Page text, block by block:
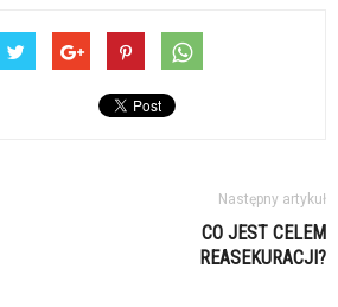
Następny artykuł
CO JEST CELEM
REASEKURACJI?